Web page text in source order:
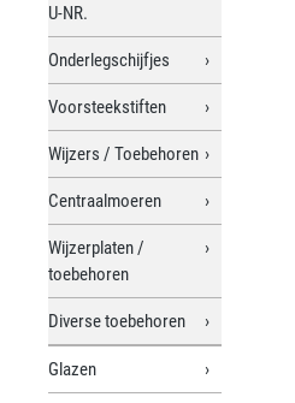
U-NR.
Onderlegschijfjes
Voorsteekstiften
Wijzers / Toebehoren
Centraalmoeren
Wijzerplaten /
toebehoren
Diverse toebehoren
Glazen